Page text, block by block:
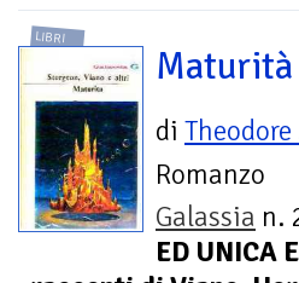
LIBRI
Maturità
di
Romanzo
Galassia n.
ED UNICA